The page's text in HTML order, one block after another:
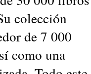
colección
de 7 000
como una